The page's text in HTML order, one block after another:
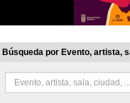
Búsqueda por Evento, artista,